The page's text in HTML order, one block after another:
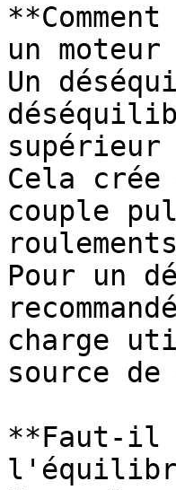
un
Un
supérieur
Cela
couple
Pour un
charge
source
**Faut-il